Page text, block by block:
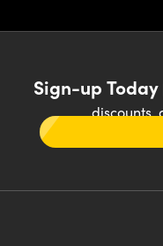
Sign-up Today
discounts,